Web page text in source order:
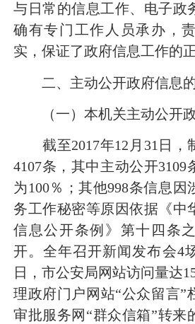
与日常的信息工作、电子政
确有专门工作人员承办，
实，保证了政府信息工作的
二、主动公开政府信息
（一）本机关主动公开
截至2017年12 月 31 日
4107条，其中主动公开3109
为100％；其他998条信息因
务工作秘密等原因依据《中
信息公开条例》第十四条
开。全年召开新闻发布会4
日
，市公安局网站访问量达
理政府门户网站“公众留言”
审批服务网 “群众信箱”转来